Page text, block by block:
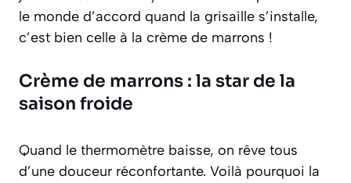
le monde d’accord quand la grisaille s’installe,
c’est bien celle à la crème de marrons !
Crème de marrons : la star de la
saison froide
Quand le thermomètre baisse, on rêve tous
d’une douceur réconfortante. Voilà pourquoi la